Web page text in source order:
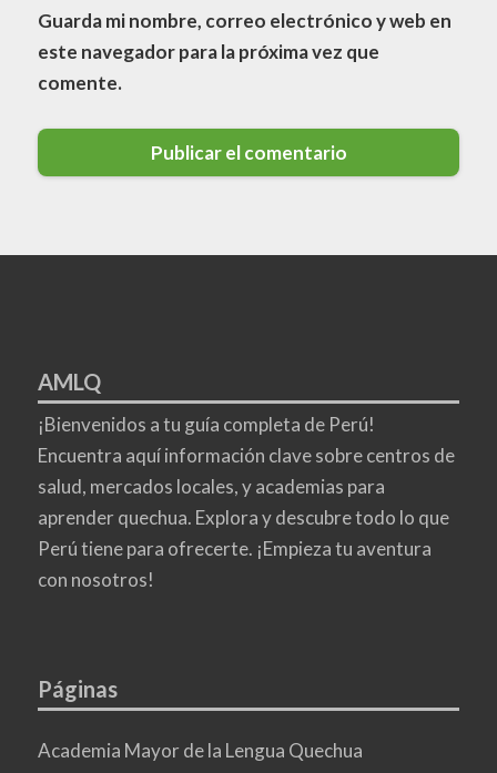
Guarda mi nombre, correo electrónico y web en
este navegador para la próxima vez que
comente.
AMLQ
¡Bienvenidos a tu guía completa de Perú!
Encuentra aquí información clave sobre centros de
salud, mercados locales, y academias para
aprender quechua. Explora y descubre todo lo que
Perú tiene para ofrecerte. ¡Empieza tu aventura
con nosotros!
Páginas
Academia Mayor de la Lengua Quechua